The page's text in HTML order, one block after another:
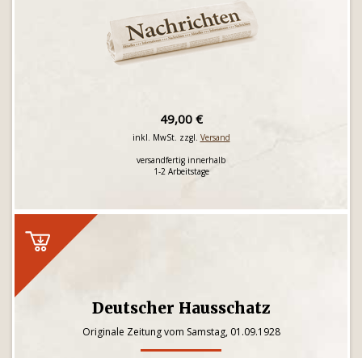
49,00 €
inkl. MwSt. zzgl. Versand
versandfertig innerhalb
1-2 Arbeitstage
Deutscher Hausschatz
Originale Zeitung vom Samstag, 01.09.1928